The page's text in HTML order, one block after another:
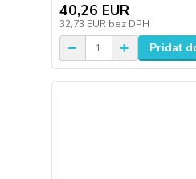
40,26 EUR
32,73 EUR bez DPH
Pridať